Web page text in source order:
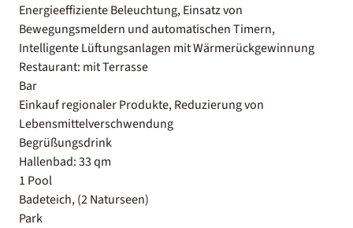
Energieeffiziente Beleuchtung, Einsatz von
Bewegungsmeldern und automatischen Timern,
Intelligente Lüftungsanlagen mit Wärmerückgewinnung
Restaurant: mit Terrasse
Bar
Einkauf regionaler Produkte, Reduzierung von
Lebensmittelverschwendung
Begrüßungsdrink
Hallenbad: 33 qm
1 Pool
Badeteich, (2 Naturseen)
Park